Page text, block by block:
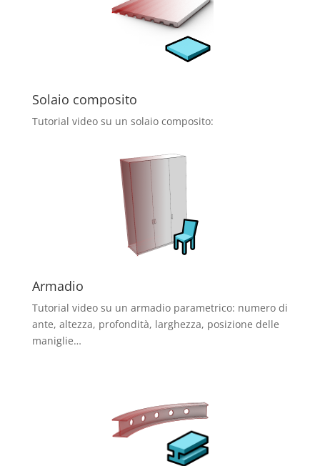
Solaio composito
Tutorial video su un solaio composito:
Armadio
Tutorial video su un armadio parametrico: numero di
ante, altezza, profondità, larghezza, posizione delle
maniglie…